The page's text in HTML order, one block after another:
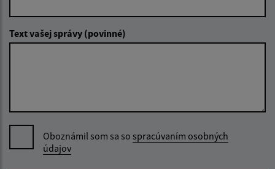
Text vašej správy (povinné)
Oboznámil som sa so spracúvaním osobných
údajov